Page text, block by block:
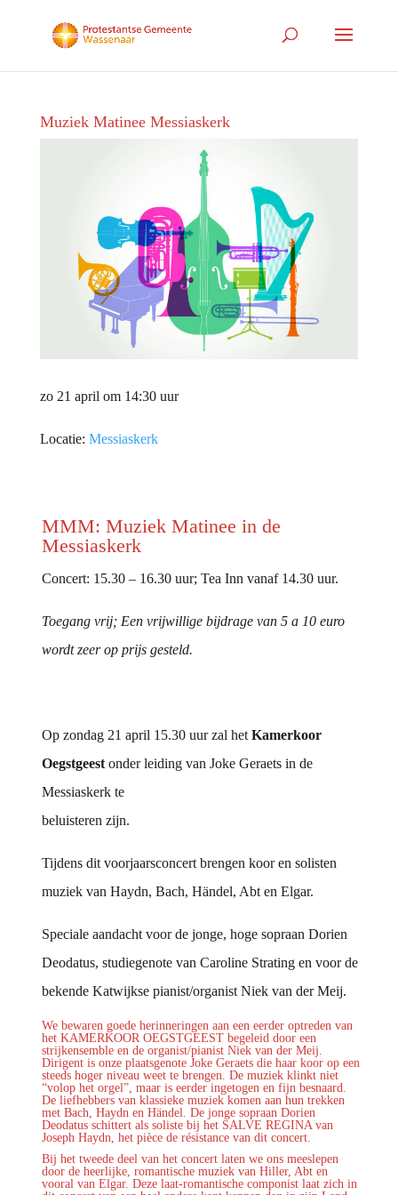
Muziek Matinee Messiaskerk
zo 21 april om 14:30 uur
Locatie: Messiaskerk
MMM: Muziek Matinee in de
Messiaskerk
Concert: 15.30 – 16.30 uur; Tea Inn vanaf 14.30 uur.
Toegang vrij; Een vrijwillige bijdrage van 5 a 10 euro
wordt zeer op prijs gesteld.
Op zondag 21 april 15.30 uur zal het Kamerkoor
Oegstgeestonder leiding van Joke Geraets in de
Messiaskerk te
beluisteren zijn.
Tijdens dit voorjaarsconcert brengen koor en solisten
muziek van Haydn, Bach, Händel, Abt en Elgar.
Speciale aandacht voor de jonge, hoge sopraan Dorien
Deodatus, studiegenote van Caroline Strating en voor de
bekende Katwijkse pianist/organist Niek van der Meij.
We bewaren goede herinneringen aan een eerder optreden van
het KAMERKOOR OEGSTGEEST begeleid door een
strijkensemble en de organist/pianist Niek van der Meij.
Dirigent is onze plaatsgenote Joke Geraets die haar koor op een
steeds hoger niveau weet te brengen. De muziek klinkt niet
“volop het orgel”, maar is eerder ingetogen en fijn besnaard.
De liefhebbers van klassieke muziek komen aan hun trekken
met Bach, Haydn en Händel. De jonge sopraan Dorien
Deodatus schittert als soliste bij het SALVE REGINA van
Joseph Haydn, het pièce de résistance van dit concert.
Bij het tweede deel van het concert laten we ons meeslepen
door de heerlijke, romantische muziek van Hiller, Abt en
vooral van Elgar. Deze laat-romantische componist laat zich in